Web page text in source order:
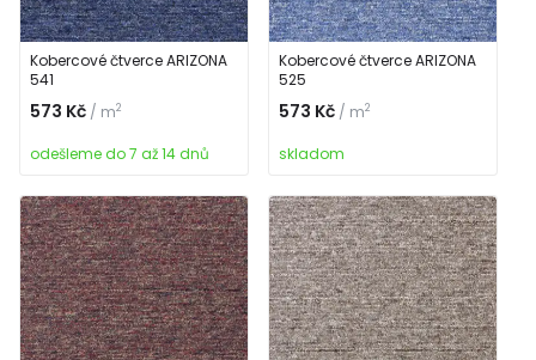
Kobercové čtverce ARIZONA
541
573 Kč / m2
odešleme do 7 až 14 dnů
Kobercové čtverce ARIZONA
525
573 Kč / m2
skladom